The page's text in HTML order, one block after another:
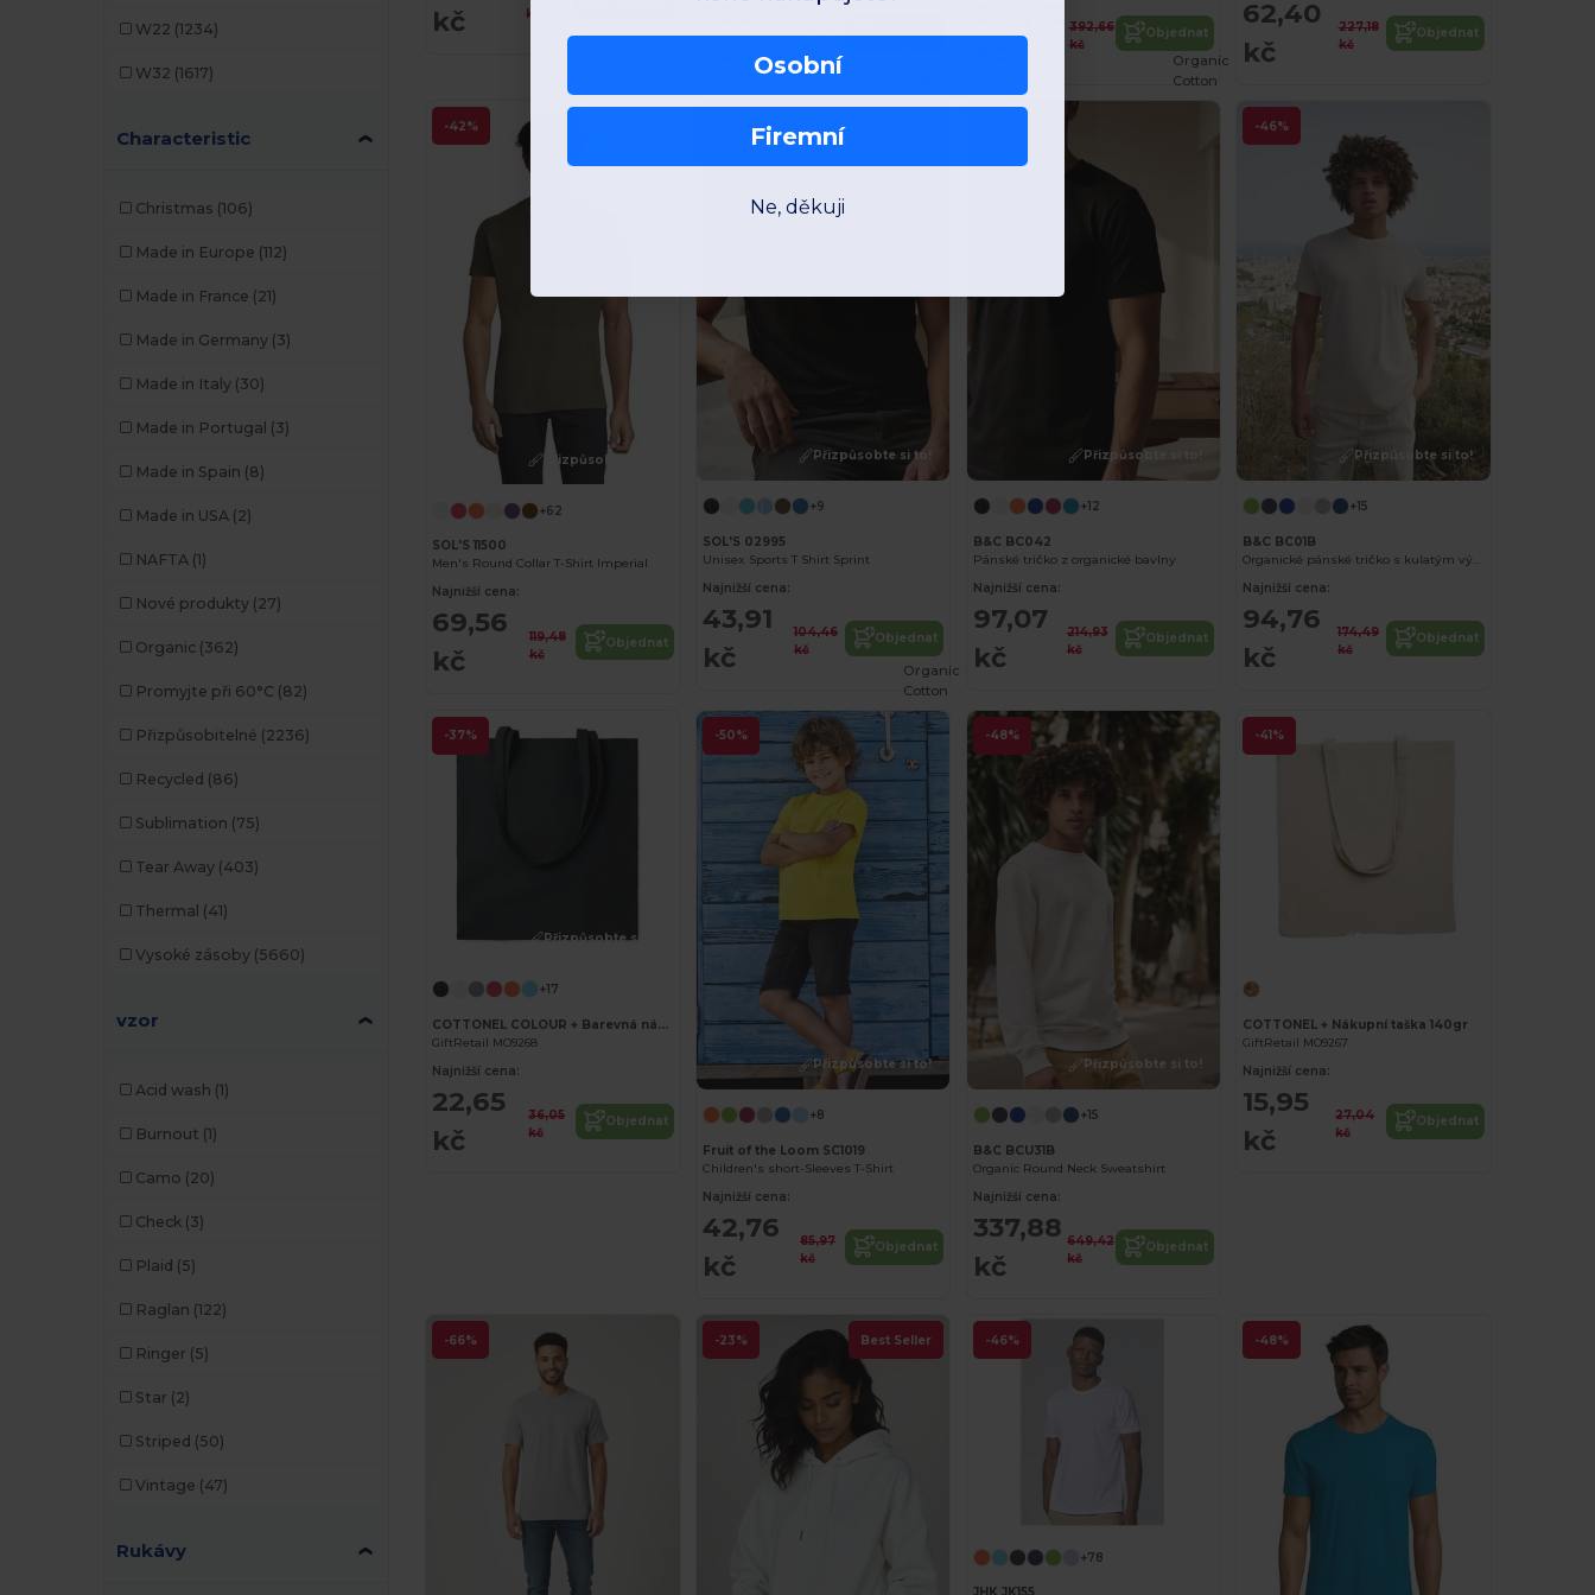
Brook Taverner
EXCD by Promodoro
Front row (18)
Fruit of the Loom
Fruit of the Loom Vintage
GiftRetail
Gildan (82)
Graid™ (2)
Henbury
Herock (60)
Herschel (9)
iDeal Basic Brand
W22 (1234)
W32 (1617)
Characteristic
Christmas (106)
Made in Europe (112)
Made in France (21)
Made in Germany (3)
Made in Italy (30)
Made in Portugal (3)
Made in Spain (8)
Made in USA (2)
NAFTA (1)
Nové produkty (27)
Organic (362)
Promyjte při 60°C (82)
Přizpůsobitelné (2236)
Recycled (86)
Sublimation (75)
Tear Away (403)
Thermal (41)
Vysoké zásoby (5660)
vzor
Acid wash (1)
Burnout (1)
Camo (20)
Check (3)
Plaid (5)
Raglan (122)
Ringer (5)
Star (2)
Striped (50)
Vintage (47)
Rukávy
kč
kč
Objednat
392,66
kč
Objednat
62,40
kč
227,18
kč
Objednat
-42%
Přizpůsobte si to!
+62
SOL'S 11500
Men's Round Collar T-Shirt Imperial
Najnižší cena:
69,56
kč
119,48
kč
Objednat
Přizpůsobte si to!
+9
SOL'S 02995
Unisex Sports T Shirt Sprint
Najnižší cena:
43,91
kč
104,46
kč
Objednat
Přizpůsobte si to!
+12
B&C BC042
Pánské tričko z organické bavlny
Najnižší cena:
97,07
kč
214,93
kč
Objednat
-46%
Organic
Cotton
Přizpůsobte si to!
+15
B&C BC01B
Organické pánské tričko s kulatým výstřihem 150
Najnižší cena:
94,76
kč
174,49
kč
Objednat
-37%
Přizpůsobte si to!
+17
COTTONEL COLOUR + Barevná nákupní taška
GiftRetail MO9268
Najnižší cena:
22,65
kč
36,05
kč
Objednat
-50%
Přizpůsobte si to!
+8
Fruit of the Loom SC1019
Children's short-Sleeves T-Shirt
Najnižší cena:
42,76
kč
85,97
kč
Objednat
-48%
Organic
Cotton
Přizpůsobte si to!
+15
B&C BCU31B
Organic Round Neck Sweatshirt
Najnižší cena:
337,88
kč
649,42
kč
Objednat
-41%
COTTONEL + Nákupní taška 140gr
GiftRetail MO9267
Najnižší cena:
15,95
kč
27,04
kč
Objednat
-66% -23% Best Seller -46%
+78
-48%
Osobní
Firemní
Ne, děkuji